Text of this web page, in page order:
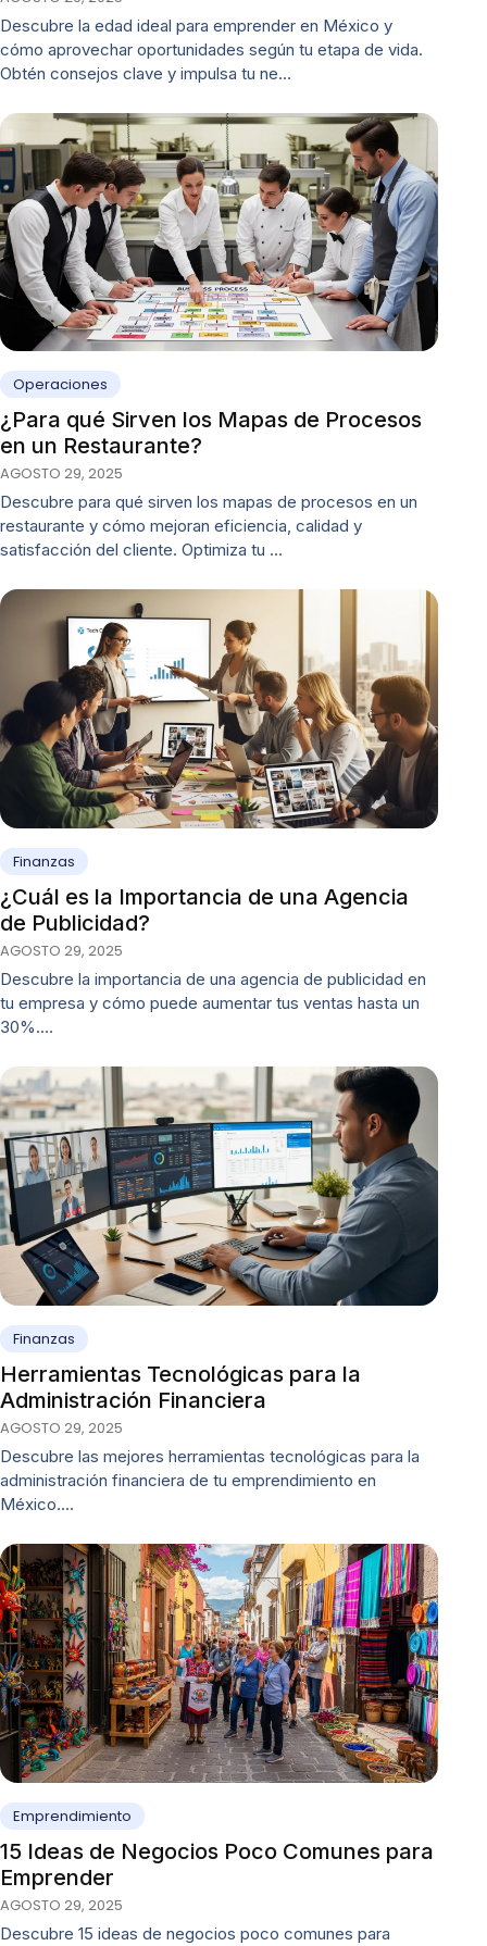
Descubre la edad ideal para emprender en México y
cómo aprovechar oportunidades según tu etapa de vida.
Obtén consejos clave y impulsa tu ne…
Operaciones
¿Para qué Sirven los Mapas de Procesos
en un Restaurante?
AGOSTO 29, 2025
Descubre para qué sirven los mapas de procesos en un
restaurante y cómo mejoran eficiencia, calidad y
satisfacción del cliente. Optimiza tu …
Finanzas
¿Cuál es la Importancia de una Agencia
de Publicidad?
AGOSTO 29, 2025
Descubre la importancia de una agencia de publicidad en
tu empresa y cómo puede aumentar tus ventas hasta un
30%.…
Finanzas
Herramientas Tecnológicas para la
Administración Financiera
AGOSTO 29, 2025
Descubre las mejores herramientas tecnológicas para la
administración financiera de tu emprendimiento en
México.…
Emprendimiento
15 Ideas de Negocios Poco Comunes para
Emprender
AGOSTO 29, 2025
Descubre 15 ideas de negocios poco comunes para